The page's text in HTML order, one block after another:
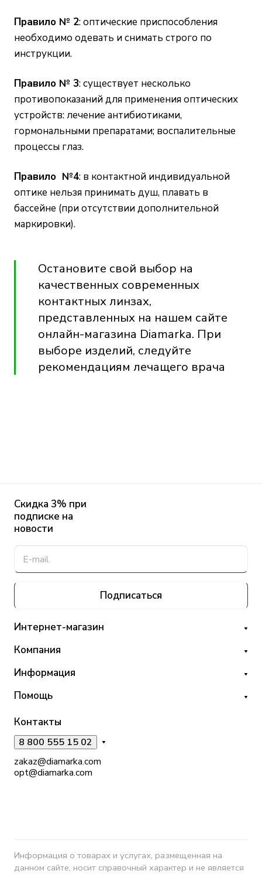
Правило № 2: оптические приспособления
необходимо одевать и снимать строго по
инструкции.
Правило № 3: существует несколько
противопоказаний для применения оптических
устройств: лечение антибиотиками,
гормональными препаратами; воспалительные
процессы глаз.
Правило №4: в контактной индивидуальной
оптике нельзя принимать душ, плавать в
бассейне (при отсутствии дополнительной
маркировки).
Остановите свой выбор на
качественных современных
контактных линзах,
представленных на нашем сайте
онлайн-магазина Diamarka. При
выборе изделий, следуйте
рекомендациям лечащего врача
Скидка 3% при
подписке на
новости
Подписаться
Интернет-магазин
Компания
Информация
Помощь
Контакты
8 800 555 15 02
zakaz@diamarka.com
opt@diamarka.com
Информация о товарах и услугах, размещенная на
данном сайте, носит справочный характер и не является